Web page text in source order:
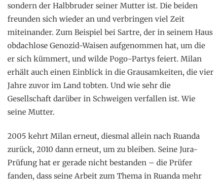
sondern der Halbbruder seiner Mutter ist. Die beiden
freunden sich wieder an und verbringen viel Zeit
miteinander. Zum Beispiel bei Sartre, der in seinem Haus
obdachlose Genozid-Waisen aufgenommen hat, um die
er sich kümmert, und wilde Pogo-Partys feiert. Milan
erhält auch einen Einblick in die Grausamkeiten, die vier
Jahre zuvor im Land tobten. Und wie sehr die
Gesellschaft darüber in Schweigen verfallen ist. Wie
seine Mutter.
2005 kehrt Milan erneut, diesmal allein nach Ruanda
zurück, 2010 dann erneut, um zu bleiben. Seine Jura-
Prüfung hat er gerade nicht bestanden – die Prüfer
fanden, dass seine Arbeit zum Thema in Ruanda mehr